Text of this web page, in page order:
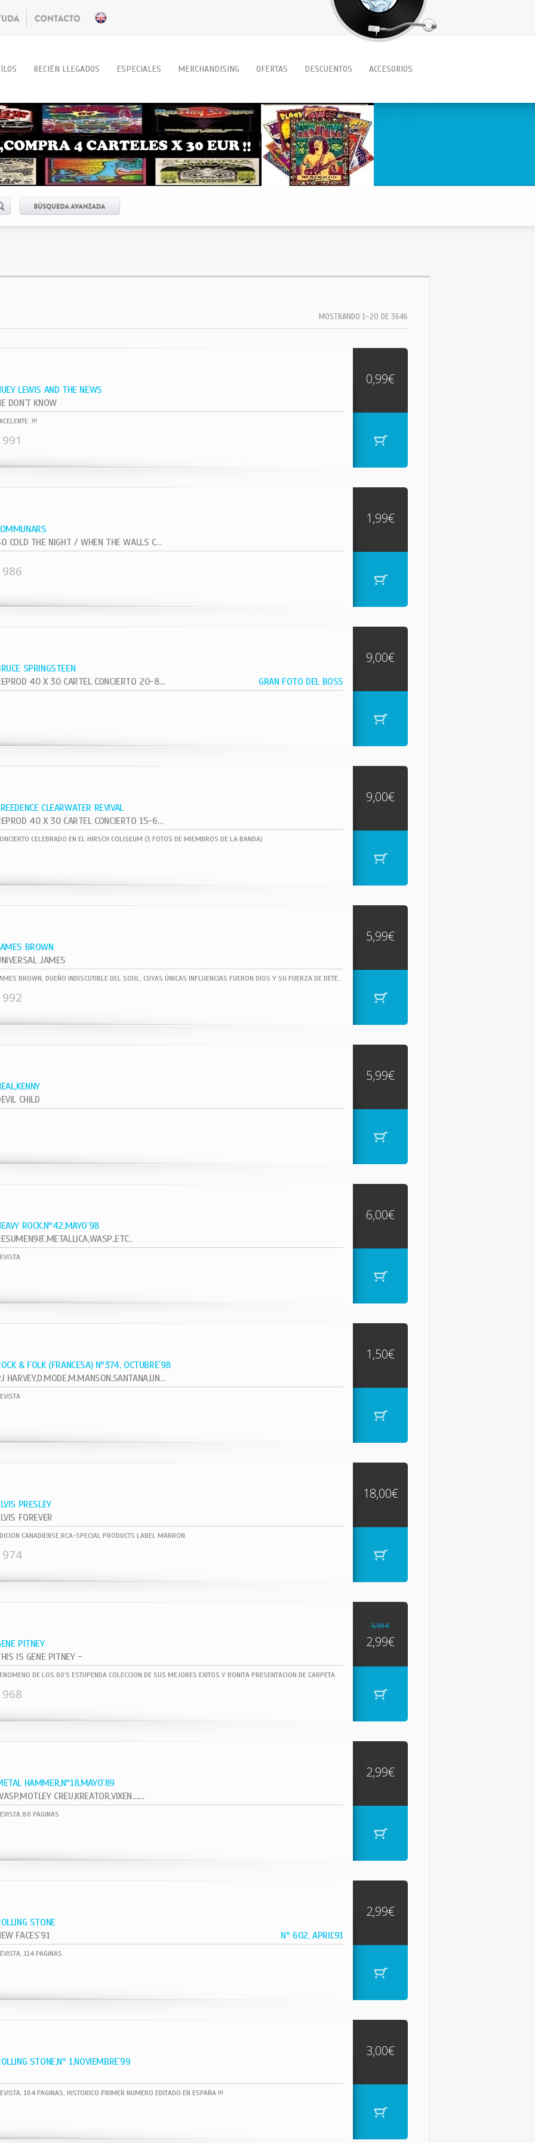
RECIÉN LLEGADOS ESPECIALES MERCHANDISING OFERTAS DESCUENTOS ACCESORIOS
MOSTRANDO 1-20 DE 3646
LEWIS AND THE NEWS
DON`T KNOW
0,99€
SO COLD THE NIGHT / WHEN THE WALLS COME...
1,99€
SPRINGSTEEN
REPROD 40 X 30 CARTEL CONCIERTO 20-8-81 VETERAN VIETNAN
GRAN FOTO DEL BOSS
9,00€
CLEARWATER REVIVAL
REPROD 40 X 30 CARTEL CONCIERTO 15-6- ,
CELEBRADO EN EL HIRSCH COLISEUM (3 FOTOS DE MIEMBROS DE LA BANDA)
9,00€
BROWN
JAMES
JAMES BROWN, DUEÑO INDISCUTIBLE DEL SOUL, CUYAS ÚNICAS INFLUENCIAS FUERON DIOS Y SU FUERZA DE DETERMINACIÓN, JAMES BROWN TOCÓ EN SU DORADA JUVENTUD VARIOS TEMAS DE RHYTHM & BLUES.- HTTP://WWW.FUNKY-STUFF.COM/ "THE GODFATHER OF SOUL" (EL PADRINO DEL SOUL).1 CAN'T GET ANY HARDER CLIVILLES, COLE, HIGGINS ... 3:53 COMPOSED BY: CLIVILLES, COLE, HIGGINS, JACKSON, RAMOS, SCOTT, SMITH 2 JUST DO IT BROWNE, MOWAT, ROMEO 4:37 3 MINE ALL MINE BROWNE, MOWAT, ROMEO 4:15 4 WATCH ME BROWNE, MOWAT, ROMEO 3:58 5 GEORGIA-LINA BROWN, SHERRELL 5:03 6 SHOW ME YOUR FRIENDS BROWNE, MOWAT, ROMEO 5:03 7 EVERYBODY'S GOT A THANG BROWN 3:57 8 HOW LONG BROWNE, MOWAT, ROMEO 5:29 9 MAKE IT FUNKY 2000 BROWN 4:56 10 MOMENTS BROWNE, MOWAT, ROMEO 8:05
5,99€
CHILD
5,99€
ROCK,Nº42,MAYO`98
6,00€
& FOLK (FRANCESA) Nº374, OCTUBRE`98
PJ HARVEY,D.MODE,M.MANSON,SANTANA,UNKLE
1,50€
PRESLEY
FOREVER
CANADIENSE,RCA-SPECIAL PRODUCTS LABEL MARRON.
18,00€
PITNEY
IS GENE PITNEY -
DE LOS 60`S ESTUPENDA COLECCION DE SUS MEJORES EXITOS Y BONITA PRESENTACION DE CARPETA
5,99 €
2,99€
HAMMER,Nº18,MAYO`89
CREU,KREATOR,VIXEN........
PAGINAS
2,99€
STONE
FACES`91
Nº 602, APRIL`91
114 PAGINAS
2,99€
STONE,Nº 1,NOVIEMBRE`99
164 PAGINAS, HISTORICO PRIMER NUMERO EDITADO EN ESPAÑA !!!
3,00€